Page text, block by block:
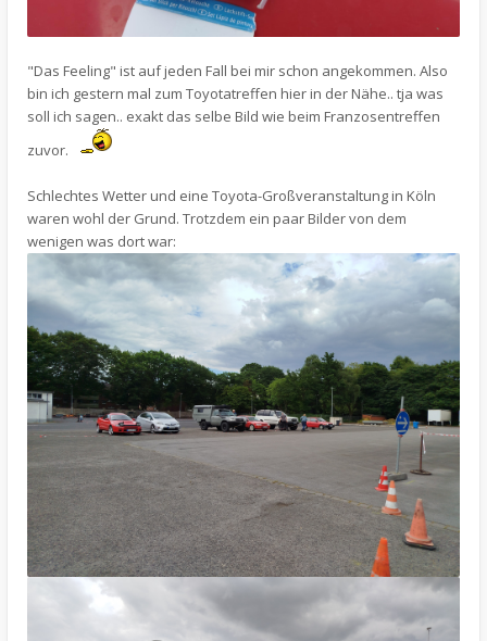
"Das Feeling" ist auf jeden Fall bei mir schon angekommen. Also
bin ich gestern mal zum Toyotatreffen hier in der Nähe.. tja was
soll ich sagen.. exakt das selbe Bild wie beim Franzosentreffen
zuvor.
Schlechtes Wetter und eine Toyota-Großveranstaltung in Köln
waren wohl der Grund. Trotzdem ein paar Bilder von dem
wenigen was dort war: